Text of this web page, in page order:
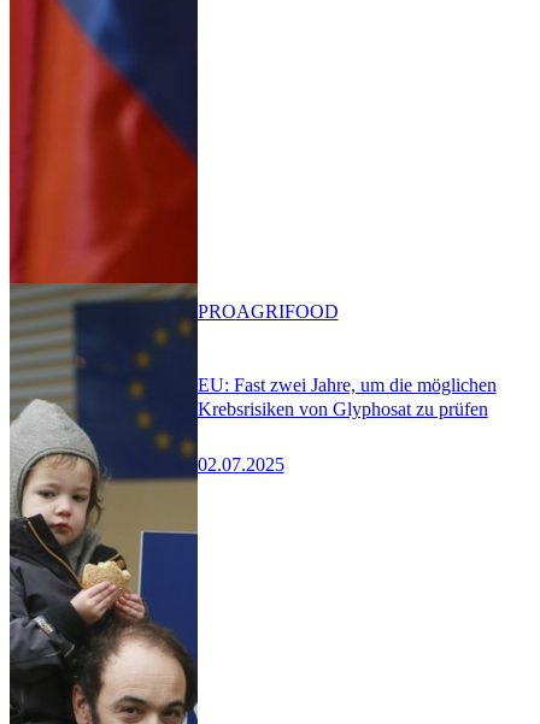
EU: Fast zwei Jahre, um die möglichen
Krebsrisiken von Glyphosat zu prüfen
02.07.2025
PROAGRIFOOD